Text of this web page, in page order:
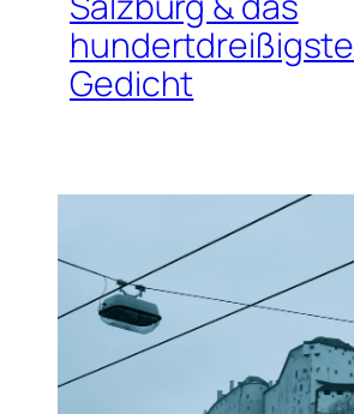
hundertdreißigste
Gedicht